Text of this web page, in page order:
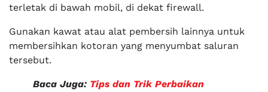
terletak di bawah mobil, di dekat firewall.
Gunakan kawat atau alat pembersih lainnya untuk
membersihkan kotoran yang menyumbat saluran
tersebut.
Baca Juga: Tips dan Trik Perbaikan